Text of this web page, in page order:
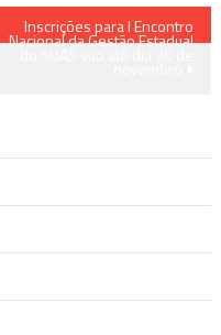
Inscrições para I Encontro
Nacional da Gestão Estadual